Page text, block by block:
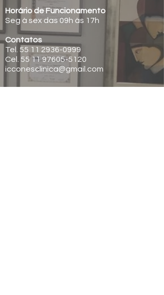
Horário de Funcionamento
Seg à sex das 09h às 17h
Contatos
Tel. 55 11 2936-0999
Cel. 55 11 97605-5120
icconesclinica@gmail.com